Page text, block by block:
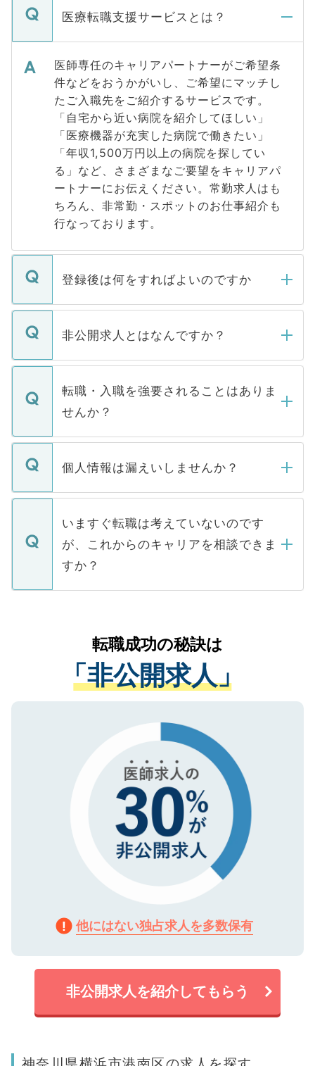
医療転職支援サービスとは？
医師専任のキャリアパートナーがご希望条
件などをおうかがいし、ご希望にマッチし
たご入職先をご紹介するサービスです。
「自宅から近い病院を紹介してほしい」
「医療機器が充実した病院で働きたい」
「年収1,500万円以上の病院を探してい
る」など、さまざまなご要望をキャリアパ
ートナーにお伝えください。常勤求人はも
ちろん、非常勤・スポットのお仕事紹介も
行なっております。
登録後は何をすればよいのですか
ご登録いただきましたら、弊社担当者がご
登録内容を確認し、その後メールもしくは
ます。通常、5営業日以内にはご連絡をせて
いただきますので、しばらくお待ちくださ
い。
非公開求人とはなんですか？
マイナビDOCTORで取り扱っている求人の
うち約3割は、Webサイトからご覧いただ
けない「非公開求人」です。非公開求人は
下記の理由によって、一般には公開してい
ません。
■応募殺到を避けるため 人気のある医療機
関を公にしてしまうと、応募が殺到する場
に、医療機関が求める条件に合った人材の
みを人材紹介会社に依頼するケースが増え
ています。
転職・入職を強要されることはありま
せんか？
転職・入職を強要することは一切ありませ
ん。また、仮に応募先から内定をいただい
定を承諾する必要はありません。内定先へ
の辞退の連絡はキャリアパートナーが行い
ますので、ご安心ください。
個人情報は漏えいしませんか？
個人情報が漏えいすることはありませんの
で、ご安心ください。当サイトからの登録
などで収集したご登録者様の個人情報は、
ご本人のキャリアアップおよび転職活動の
支援を目的に使用いたします。お預かりし
ているすべての個人データはご本人の許可
は、個人情報の取り扱いについての厳密な
管理基準を満たした事業者のみに付与され
る、プライバシーマークを取得済みです。
ご登録いただいた個人情報は、SSL（デー
で、機密保持に関してもご安心ください。
いますぐ転職は考えていないのです
が、これからのキャリアを相談できま
すか？
かがいして、現在の医療機関の状況や紹介
経験をまじえながら、適切なアドバイスを
させていただきます。すぐにご転職をされ
ない方には、長期的なサポートが可能です
ので、まずはご登録ください。
転職成功の秘訣は
「非公開求人」
他にはない独占求人を多数保有
非公開求人を紹介してもらう